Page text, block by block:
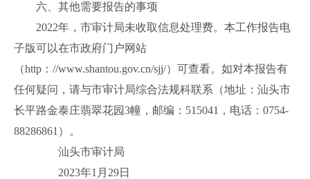
六、其他需要报告的事项
2022年，市审计局未收取信息处理费。本工作报告电
子版可以在市政府门户网站
（http：//www.shantou.gov.cn/sjj/）可查看。如对本报告有
任何疑问，请与市审计局综合法规科联系（地址：汕头市
长平路金泰庄翡翠花园3幢，邮编：515041，电话：0754-
88286861）。
汕头市审计局
2023年1月29日